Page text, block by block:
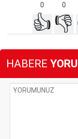
0 0
👍 👎
HABERE